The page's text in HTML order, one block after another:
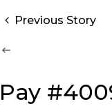
Previous Story
Pay